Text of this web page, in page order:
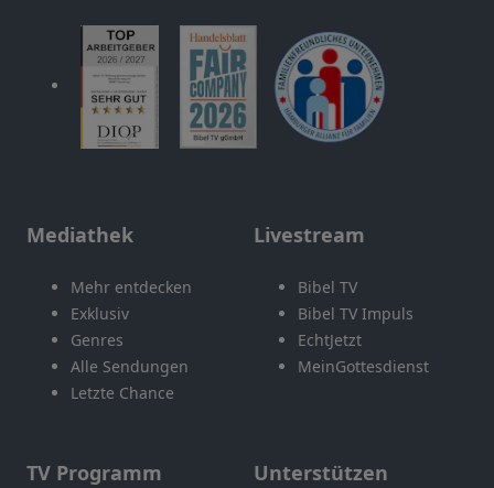
Mediathek
Mehr entdecken
Exklusiv
Genres
Alle Sendungen
Letzte Chance
Livestream
Bibel TV
Bibel TV Impuls
EchtJetzt
MeinGottesdienst
TV Programm Unterstützen